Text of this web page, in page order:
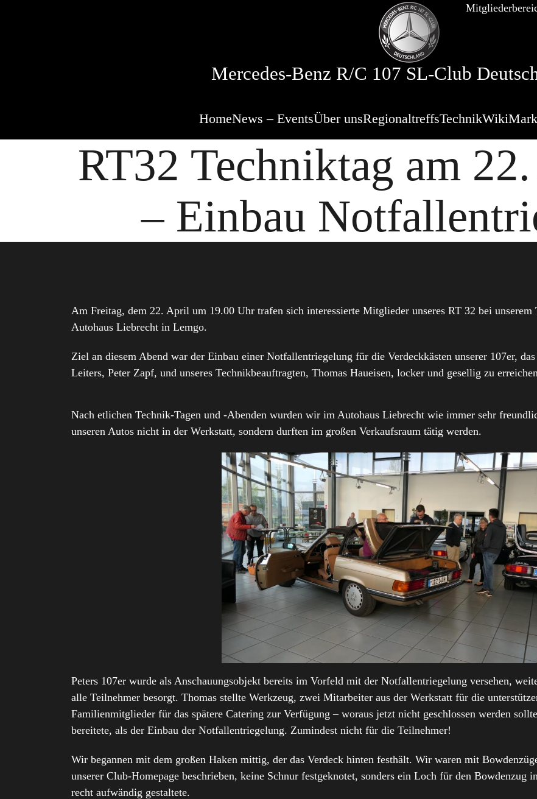
Mercedes-Benz R/C 107 SL-Club
HomeNews – EventsÜber unsRegionaltreffsTechnikWiki
RT32 Techniktag am
– Einbau
Am Freitag, dem 22. April um 19.00 Uhr trafen sich interessierte Mitglieder unseres RT 32 bei unserem
Autohaus Liebrecht in Lemgo.
Ziel an diesem Abend war der Einbau einer Notfallentriegelung für die Verdeckkästen unserer 107er,
Leiters, Peter Zapf, und unseres Technikbeauftragten, Thomas Haueisen, locker und gesellig zu
Nach etlichen Technik-Tagen und -Abenden wurden wir im Autohaus Liebrecht wie immer sehr
unseren Autos nicht in der Werkstatt, sondern durften im großen Verkaufsraum tätig werden.
Peters 107er wurde als Anschauungsobjekt bereits im Vorfeld mit der Notfallentriegelung versehen,
alle Teilnehmer besorgt. Thomas stellte Werkzeug, zwei Mitarbeiter aus der Werkstatt für die
Familienmitglieder für das spätere Catering zur Verfügung – woraus jetzt nicht geschlossen werden
bereitete, als der Einbau der Notfallentriegelung. Zumindest nicht für die Teilnehmer!
Wir begannen mit dem großen Haken mittig, der das Verdeck hinten festhält. Wir waren mit
unserer Club-Homepage beschrieben, keine Schnur festgeknotet, sonders ein Loch für den Bowdenzug
recht aufwändig gestaltete.